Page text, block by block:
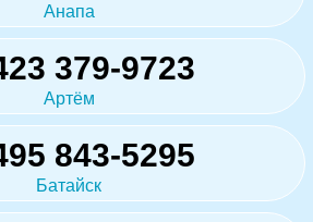
Анапа
379-9723
Артём
843-5295
Батайск